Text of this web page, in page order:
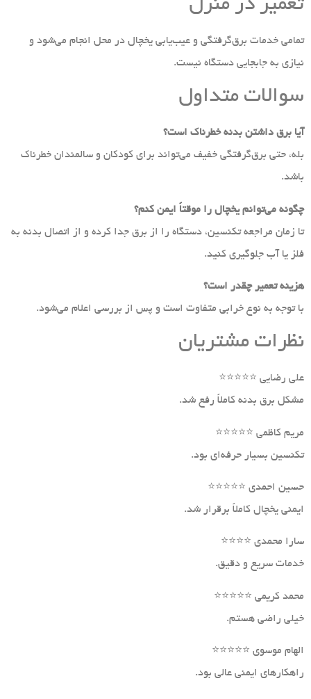
تعمیر در منزل
تمامی خدمات برق‌گرفتگی و عیب‌یابی یخچال در محل انجام می‌شود و
نیازی به جابجایی دستگاه نیست.
سوالات متداول
آیا برق داشتن بدنه خطرناک است؟
بله، حتی برق‌گرفتگی خفیف می‌تواند برای کودکان و سالمندان خطرناک
باشد.
چگونه می‌توانم یخچال را موقتاً ایمن کنم؟
تا زمان مراجعه تکنسین، دستگاه را از برق جدا کرده و از اتصال بدنه به
فلز یا آب جلوگیری کنید.
هزینه تعمیر چقدر است؟
با توجه به نوع خرابی متفاوت است و پس از بررسی اعلام می‌شود.
نظرات مشتریان
علی رضایی ⭐⭐⭐⭐⭐
مشکل برق بدنه کاملاً رفع شد.
مریم کاظمی ⭐⭐⭐⭐⭐
تکنسین بسیار حرفه‌ای بود.
حسین احمدی ⭐⭐⭐⭐⭐
ایمنی یخچال کاملاً برقرار شد.
سارا محمدی ⭐⭐⭐⭐
خدمات سریع و دقیق.
محمد کریمی ⭐⭐⭐⭐⭐
خیلی راضی هستم.
الهام موسوی ⭐⭐⭐⭐⭐
راهکارهای ایمنی عالی بود.